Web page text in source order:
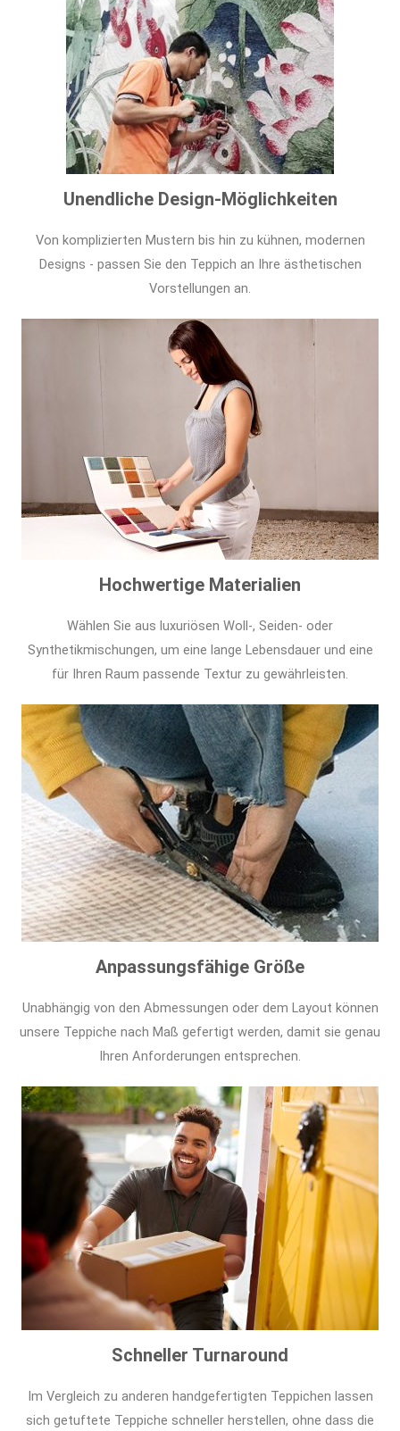
Unendliche Design-Möglichkeiten
Von komplizierten Mustern bis hin zu kühnen, modernen
Designs - passen Sie den Teppich an Ihre ästhetischen
Vorstellungen an.
Hochwertige Materialien
Wählen Sie aus luxuriösen Woll-, Seiden- oder
Synthetikmischungen, um eine lange Lebensdauer und eine
für Ihren Raum passende Textur zu gewährleisten.
Anpassungsfähige Größe
Unabhängig von den Abmessungen oder dem Layout können
unsere Teppiche nach Maß gefertigt werden, damit sie genau
Ihren Anforderungen entsprechen.
Schneller Turnaround
Im Vergleich zu anderen handgefertigten Teppichen lassen
sich getuftete Teppiche schneller herstellen, ohne dass die